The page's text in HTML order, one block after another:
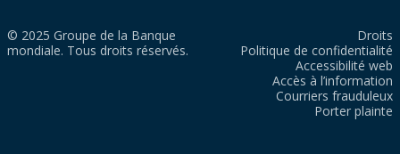
© 2025 Groupe de la Banque
mondiale. Tous droits réservés.
Droits
Politique de confidentialité
Accessibilité web
Accès à l’information
Courriers frauduleux
Porter plainte